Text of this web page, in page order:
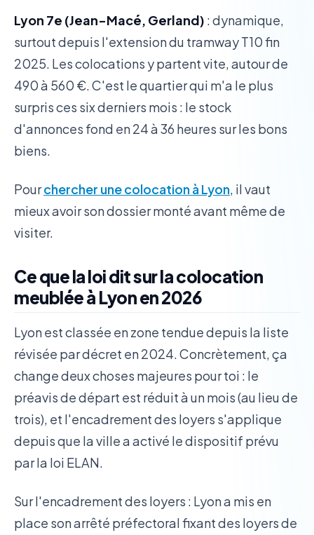
Lyon 7e (Jean-Macé, Gerland) : dynamique,
surtout depuis l'extension du tramway T10 fin
2025. Les colocations y partent vite, autour de
490 à 560 €. C'est le quartier qui m'a le plus
surpris ces six derniers mois : le stock
d'annonces fond en 24 à 36 heures sur les bons
biens.
Pourchercher une colocation à Lyon, il vaut
mieux avoir son dossier monté avant même de
visiter.
Ce que la loi dit sur la colocation
meublée à Lyon en 2026
Lyon est classée en zone tendue depuis la liste
révisée par décret en 2024. Concrètement, ça
change deux choses majeures pour toi : le
préavis de départ est réduit à un mois (au lieu de
trois), et l'encadrement des loyers s'applique
depuis que la ville a activé le dispositif prévu
par la loi ELAN.
Sur l'encadrement des loyers : Lyon a mis en
place son arrêté préfectoral fixant des loyers de